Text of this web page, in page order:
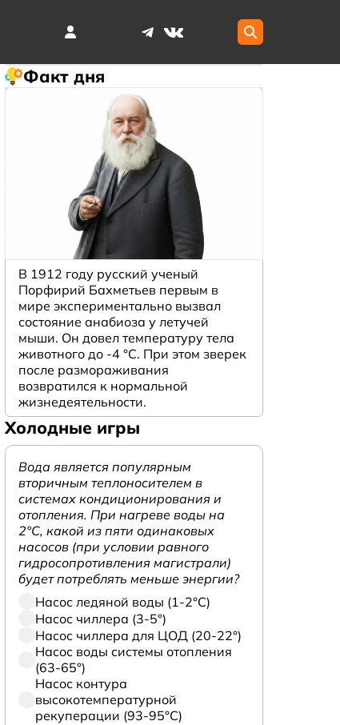
Факт дня
В 1912 году русский ученый
Порфирий Бахметьев первым в
мире экспериментально вызвал
состояние анабиоза у летучей
мыши. Он довел температуру тела
животного до -4 °C. При этом зверек
после размораживания
возвратился к нормальной
жизнедеятельности.
Холодные игры
Вода является популярным
вторичным теплоносителем в
системах кондиционирования и
отопления. При нагреве воды на
2°С, какой из пяти одинаковых
насосов (при условии равного
гидросопротивления магистрали)
будет потреблять меньше энергии?
Насос ледяной воды (1-2°С)
Насос чиллера (3-5°)
Насос чиллера для ЦОД (20-22°)
Насос воды системы отопления
(63-65°)
Насос контура
высокотемпературной
рекуперации (93-95°С)